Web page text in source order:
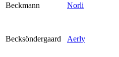
Beckmann Norli
Becksöndergaard Aerly